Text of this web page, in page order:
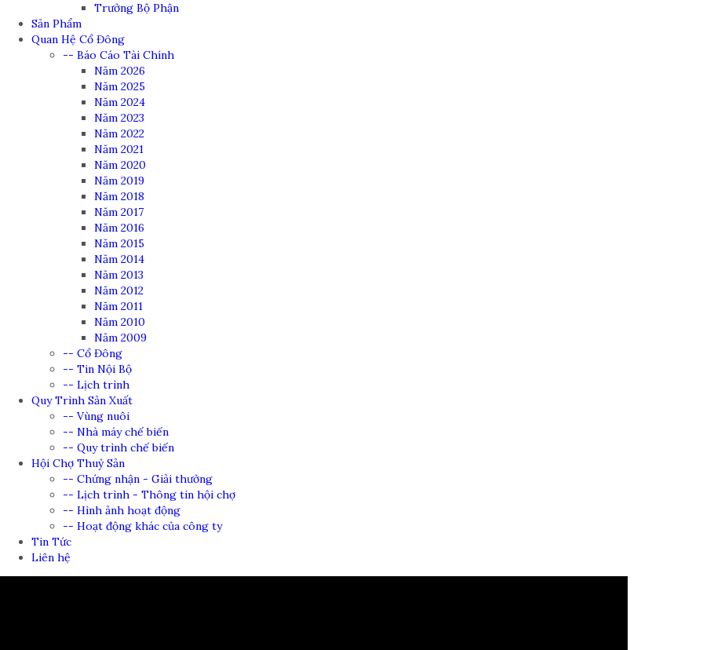
Trưởng Bộ Phận
Sản Phẩm
Quan Hệ Cổ Đông
-- Báo Cáo Tài Chính
Năm 2026
Năm 2025
Năm 2024
Năm 2023
Năm 2022
Năm 2021
Năm 2020
Năm 2019
Năm 2018
Năm 2017
Năm 2016
Năm 2015
Năm 2014
Năm 2013
Năm 2012
Năm 2011
Năm 2010
Năm 2009
-- Cổ Đông
-- Tin Nội Bộ
-- Lịch trình
Quy Trình Sản Xuất
-- Vùng nuôi
-- Nhà máy chế biến
-- Quy trình chế biến
Hội Chợ Thuỷ Sản
-- Chứng nhận - Giải thưởng
-- Lịch trình - Thông tin hội chợ
-- Hình ảnh hoạt động
-- Hoạt động khác của công ty
Tin Tức
Liên hệ